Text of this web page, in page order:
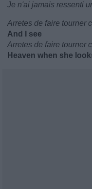
Je n'ai jamais ressenti
Arretes de faire tourner
And I see
Arretes de faire tourner
Heaven when she